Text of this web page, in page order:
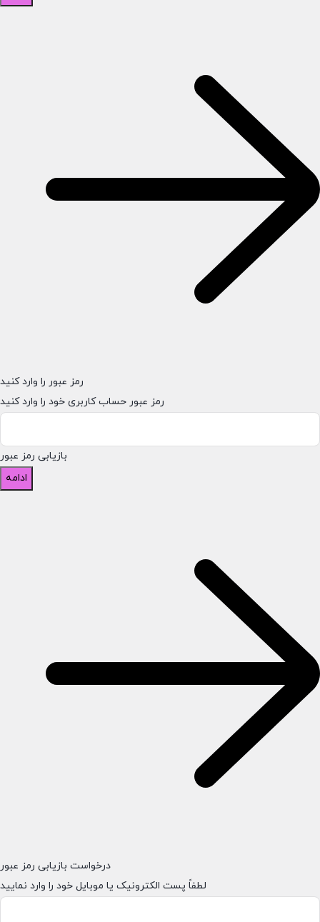
رمز عبور را وارد کنید
رمز عبور حساب کاربری خود را وارد کنید
بازیابی رمز عبور
ادامه
درخواست بازیابی رمز عبور
لطفاً پست الکترونیک یا موبایل خود را وارد نمایید